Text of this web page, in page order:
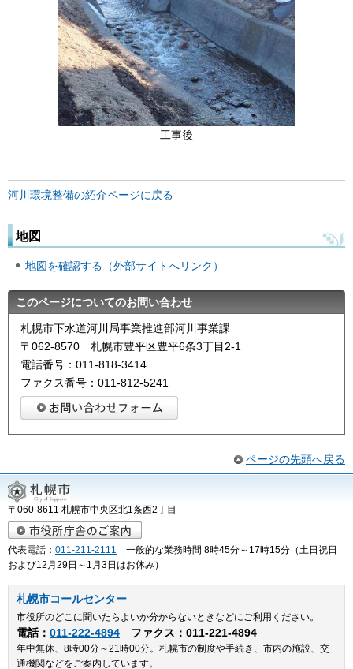
工事後
河川環境整備の紹介ページに戻る
地図
地図を確認する（外部サイトへリンク）
このページについてのお問い合わせ
札幌市下水道河川局事業推進部河川事業課
〒062-8570 札幌市豊平区豊平6条3丁目2-1
電話番号：011-818-3414
ファクス番号：011-812-5241
ページの先頭へ戻る
〒060-8611 札幌市中央区北1条西2丁目
代表電話： 011-211-2111 一般的な業務時間 8時45分～17時15分（土日祝日
および12月29日～1月3日はお休み）
札幌市コールセンター
市役所のどこに聞いたらよいか分からないときなどにご利用ください。
電話： 011-222-4894 ファクス：011-221-4894
年中無休、8時00分～21時00分。札幌市の制度や手続き、市内の施設、交
通機関などをご案内しています。